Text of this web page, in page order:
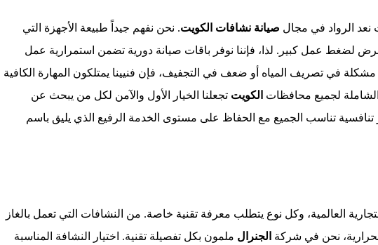
نعد الرواد في مجال صيانة نشافات الكويت. نحن نفهم جيداً طبيعة الأجهزة التي
لضغط عمل كبير. لذا، فإننا نوفر باقات صيانة دورية تضمن استمرارية عمل
في تصريف المياه أو ضعف في التجفيف، فإن فنيينا يمتلكون المهارة الكافية
الشاملة لجميع محافظات الكويت تجعلنا الخيار الأول والآمن لكل من يبحث عن
تناسب الجميع مع الحفاظ على مستوى الخدمة الرفيع الذي يليق باسم
العالمية، وكل نوع يتطلب معرفة تقنية خاصة. من النشافات التي تعمل بالغاز
نحن في شركة الجنرال ملمون بكل تفصيلة تقنية. اختيار النشافة المناسبة